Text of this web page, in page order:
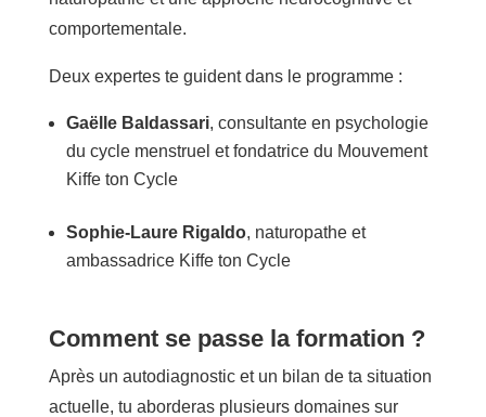
comportementale.
Deux expertes te guident dans le programme :
Gaëlle Baldassari, consultante en psychologie
du cycle menstruel et fondatrice du Mouvement
Kiffe ton Cycle
Sophie-Laure Rigaldo, naturopathe et
ambassadrice Kiffe ton Cycle
Comment se passe la formation ?
Après un autodiagnostic et un bilan de ta situation
actuelle, tu aborderas plusieurs domaines sur